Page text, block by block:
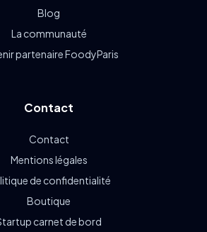
Blog
La communauté
partenaire FoodyParis
Contact
Contact
Mentions légales
de confidentialité
Boutique
carnet de bord